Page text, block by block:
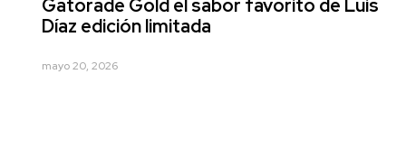
Gatorade Gold el sabor favorito de Luis
Díaz edición limitada
mayo 20, 2026